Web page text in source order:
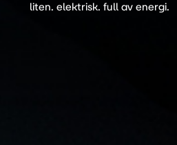
liten. elektrisk. full av energi.